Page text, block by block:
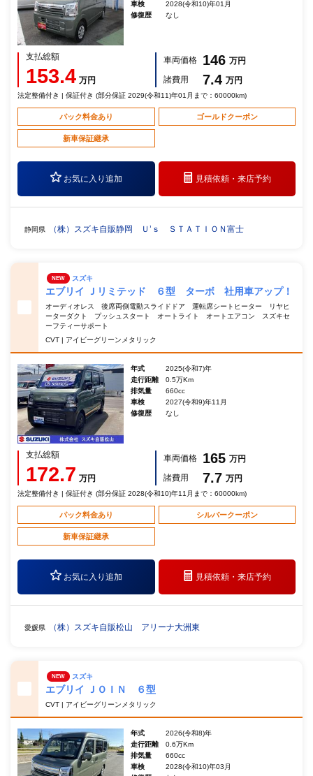
車検
2028(令和10)年01月
修復歴
なし
支払総額
153.4 万円
車両価格 146 万円
諸費用
7.4 万円
法定整備付き | 保証付き (部分保証 2029(令和11)年01月まで：60000km)
パック料金あり ゴールドクーポン
新車保証継承
お気に入り追加 見積依頼・来店予約
静岡県 （株）スズキ自販静岡 Ｕ’ｓ ＳＴＡＴＩＯＮ富士
NEW スズキ
エブリイ Ｊリミテッド ６型 ターボ 社用車アップ！
オーディオレス 後席両側電動スライドドア 運転席シートヒーター リヤヒ
ーターダクト プッシュスタート オートライト オートエアコン スズキセ
ーフティーサポート
CVT | アイビーグリーンメタリック
年式
2025(令和7)年
走行距離
0.5万Km
排気量
660cc
車検
2027(令和9)年11月
修復歴
なし
支払総額
172.7 万円
車両価格 165 万円
諸費用
7.7 万円
法定整備付き | 保証付き (部分保証 2028(令和10)年11月まで：60000km)
パック料金あり シルバークーポン
新車保証継承
お気に入り追加 見積依頼・来店予約
愛媛県 （株）スズキ自販松山 アリーナ大洲東
NEW スズキ
エブリイ ＪＯＩＮ ６型
CVT | アイビーグリーンメタリック
年式
2026(令和8)年
走行距離
0.6万Km
排気量
660cc
車検
2028(令和10)年03月